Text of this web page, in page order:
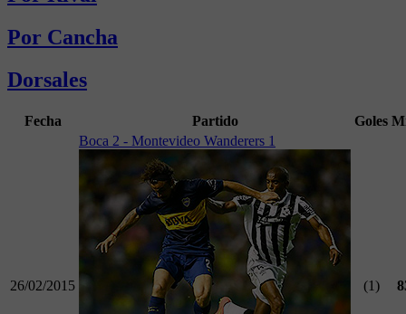
Por Cancha
Dorsales
Fecha Partido Goles
26/02/2015
Boca 2 - Montevideo Wanderers 1
(1)